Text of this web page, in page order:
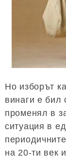
Но изборът
винаги е бил
променял в
ситуация в
на 20-ти век